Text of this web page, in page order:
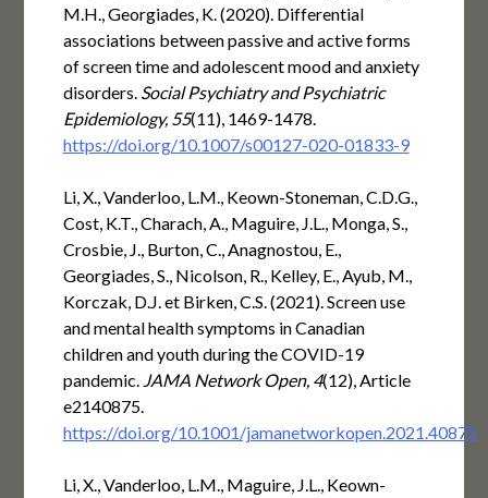
M.H., Georgiades, K. (2020). Differential
associations between passive and active forms
of screen time and adolescent mood and anxiety
disorders. Social Psychiatry and Psychiatric
Epidemiology, 55(11), 1469-1478.
https://doi.org/10.1007/s00127-020-01833-9
Li, X., Vanderloo, L.M., Keown-Stoneman, C.D.G.,
Cost, K.T., Charach, A., Maguire, J.L., Monga, S.,
Crosbie, J., Burton, C., Anagnostou, E.,
Georgiades, S., Nicolson, R., Kelley, E., Ayub, M.,
Korczak, D.J. et Birken, C.S. (2021). Screen use
and mental health symptoms in Canadian
children and youth during the COVID-19
pandemic. JAMA Network Open, 4(12), Article
e2140875.
https://doi.org/10.1001/jamanetworkopen.2021.40875
Li, X., Vanderloo, L.M., Maguire, J.L., Keown-